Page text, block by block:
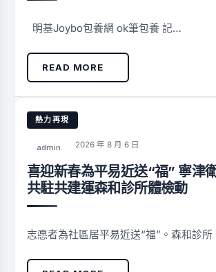
明基Joybo包養網 ok筆包養 記…
READ MORE
熱力再現
admin 2026 年 8 月 6 日
喜迎新春為平易近送“福” 寧津
共駐共建運森和診所體檢動
志愿者為社區居平易近送“福”。森和診